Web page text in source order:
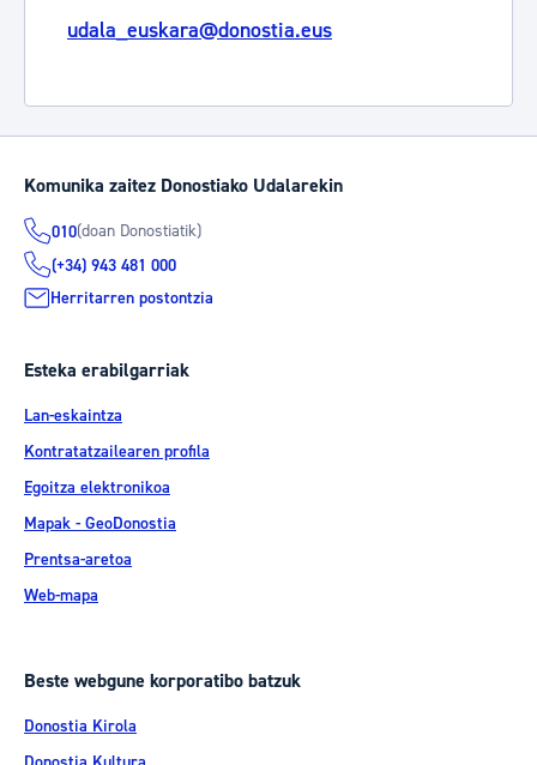
udala_euskara@donostia.eus
Komunika zaitez Donostiako Udalarekin
010(doan Donostiatik)
(+34) 943 481 000
Herritarren postontzia
Esteka erabilgarriak
Lan-eskaintza
Kontratatzailearen profila
Egoitza elektronikoa
Mapak - GeoDonostia
Prentsa-aretoa
Web-mapa
Beste webgune korporatibo batzuk
Donostia Kirola